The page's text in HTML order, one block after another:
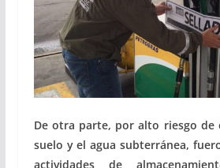
De otra parte, por alto riesgo de
suelo y el agua subterránea,
actividades de